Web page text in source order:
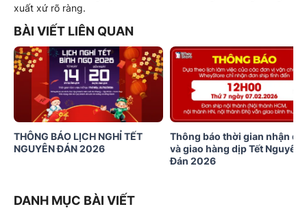
xuất xứ rõ ràng.
BÀI VIẾT LIÊN QUAN
THÔNG BÁO LỊCH NGHỈ TẾT
NGUYÊN ĐÁN 2026
Thông báo thời gian nhận
và giao hàng dịp Tết Nguyên
Đán 2026
DANH MỤC BÀI VIẾT